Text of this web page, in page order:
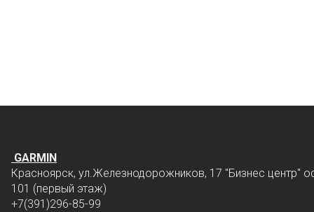
GARMIN
Красноярск, ул.Железнодорожников, 17 "Бизнес центр"
101 (первый этаж)
+7(391)296-85-99